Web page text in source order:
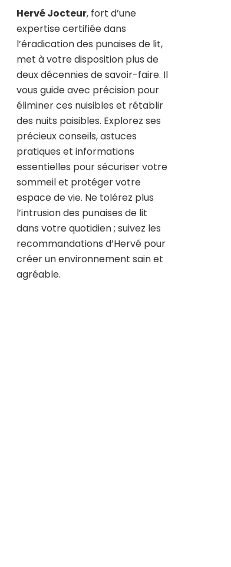
Hervé Jocteur, fort d’une
expertise certifiée dans
l’éradication des punaises de lit,
met à votre disposition plus de
deux décennies de savoir-faire. Il
vous guide avec précision pour
éliminer ces nuisibles et rétablir
des nuits paisibles. Explorez ses
précieux conseils, astuces
pratiques et informations
essentielles pour sécuriser votre
sommeil et protéger votre
espace de vie. Ne tolérez plus
l’intrusion des punaises de lit
dans votre quotidien ; suivez les
recommandations d’Hervé pour
créer un environnement sain et
agréable.